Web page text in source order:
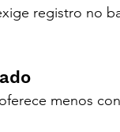
registro no
menos